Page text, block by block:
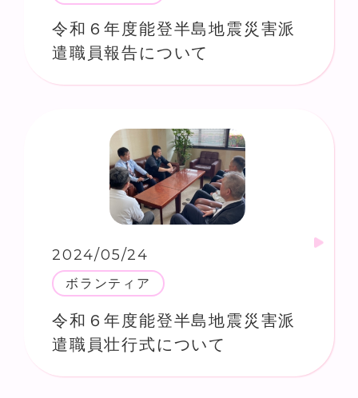
令和６年度能登半島地震災害派
遣職員報告について
2024/05/24
ボランティア
令和６年度能登半島地震災害派
遣職員壮行式について